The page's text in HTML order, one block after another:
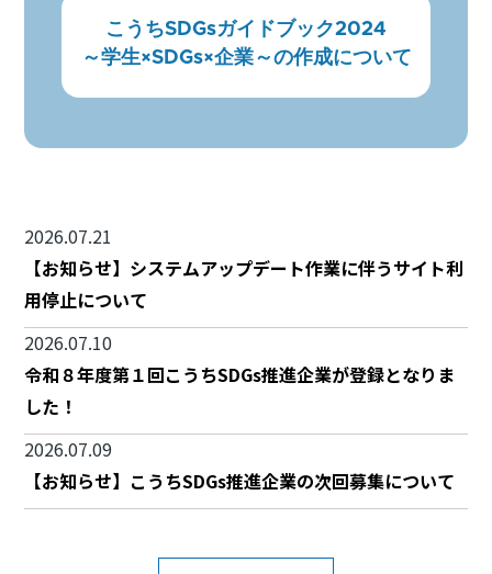
こうちSDGsガイドブック2024
～学生×SDGs×企業～の作成について
2026.07.21
【お知らせ】システムアップデート作業に伴うサイト利
用停止について
2026.07.10
令和８年度第１回こうちSDGs推進企業が登録となりま
した！
2026.07.09
【お知らせ】こうちSDGs推進企業の次回募集について